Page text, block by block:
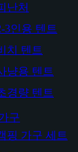
난처
3인용 텐트
치 텐트
냥용 텐트
경량 텐트
구
핑 가구 세트